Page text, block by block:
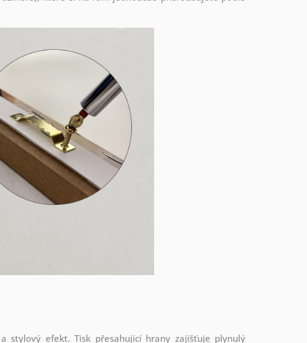
stylový efekt. Tisk přesahující hrany zajišťuje plynulý